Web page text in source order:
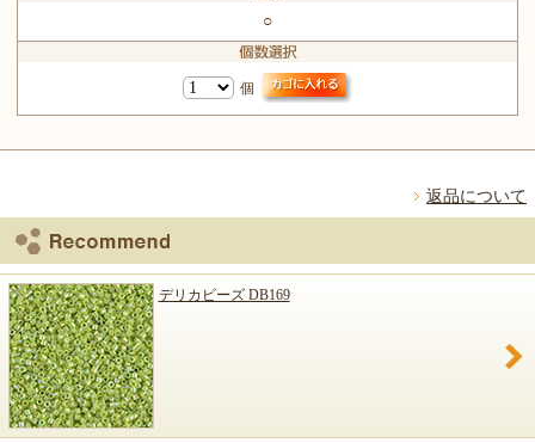
○
個
返品について
デリカビーズ DB169